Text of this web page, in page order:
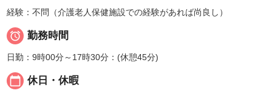
経験：不問（介護老人保健施設での経験があれば尚良し）
 勤務時間
日勤：9時00分～17時30分：(休憩45分)
calendar_today 休日・休暇